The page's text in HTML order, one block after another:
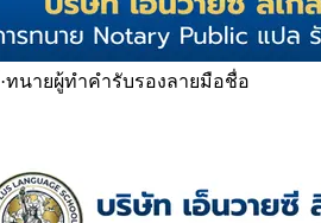
·ทนายผู้ทำคำรับรองลายมือชื่อ